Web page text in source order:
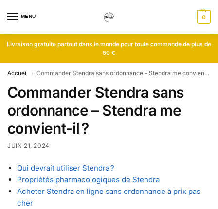
MENU 0
Livraison gratuite partout dans le monde pour toute commande de plus de
50 €
Accueil / Commander Stendra sans ordonnance – Stendra me convient-il ?
Commander Stendra sans
ordonnance – Stendra me
convient-il ?
JUIN 21, 2024
Qui devrait utiliser Stendra ?
Propriétés pharmacologiques de Stendra
Acheter Stendra en ligne sans ordonnance à prix pas
cher